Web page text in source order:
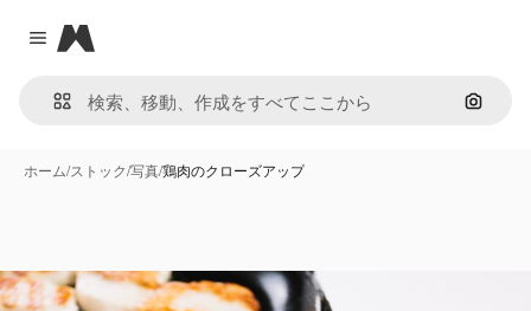
Close menu
Magnific
画像で
ホーム/ストック/写真/鶏肉のクローズアップ